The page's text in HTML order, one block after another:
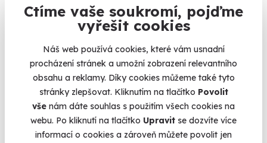
Ctíme vaše soukromí, pojďme
vyřešit cookies
Náš web používá cookies, které vám usnadní
procházení stránek a umožní zobrazení relevantního
obsahu a reklamy. Díky cookies můžeme také tyto
stránky zlepšovat. Kliknutím na tlačítko Povolit
vše nám dáte souhlas s použitím všech cookies na
webu. Po kliknutí na tlačítko Upravit se dozvíte více
informací o cookies a zároveň můžete povolit jen
Kokosový sen
Zažijte sílu pravého kokosového oleje na celém těle.
Špindlerův Mlýn
(+ 10 dalších lokalit)
3 290 Kč